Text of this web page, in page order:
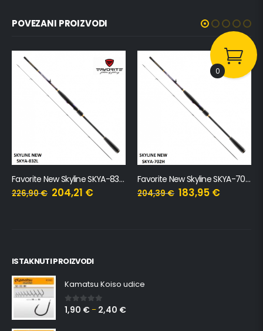
POVEZANI PROIZVODI
Favorite New Skyline SKYA-832L, 2.51m, 3-14g
226,90€ 204,21 €
Favorite New Skyline SKYA-702H, 2.13m, 15-45g
204,39€ 183,95 €
ISTAKNUTI PROIZVODI
Kamatsu Koiso udice
0 out of 5
1,90 € – 2,40 €
0